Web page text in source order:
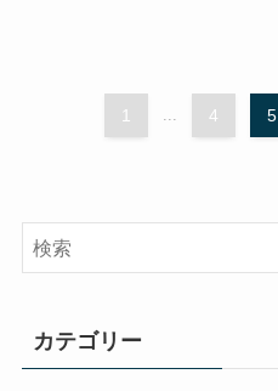
1 4 5
カテゴリー